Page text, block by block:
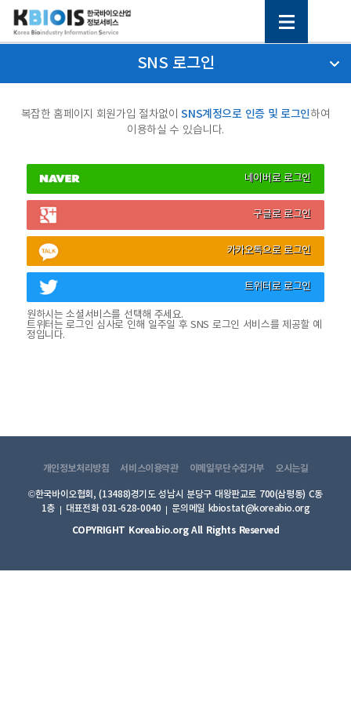
SNS 로그인
복잡한 홈페이지 회원가입 절차없이SNS계정으로 인증 및 로그인하여
이용하실 수 있습니다.
네이버로 로그인
구글로 로그인
카카오톡으로 로그인
트위터로 로그인
원하시는 소셜서비스를 선택해 주세요.
트위터는 로그인 심사로 인해 일주일 후 SNS 로그인 서비스를 제공할 예
정입니다.
개인정보처리방침 서비스이용약관 이메일무단수집거부 오시는길
©한국바이오협회, (13488)경기도 성남시 분당구 대왕판교로 700(삼평동) C동
1층
대표전화 031-628-0040
문의메일 kbiostat@koreabio.org
COPYRIGHT Koreabio.org All Rights Reserved